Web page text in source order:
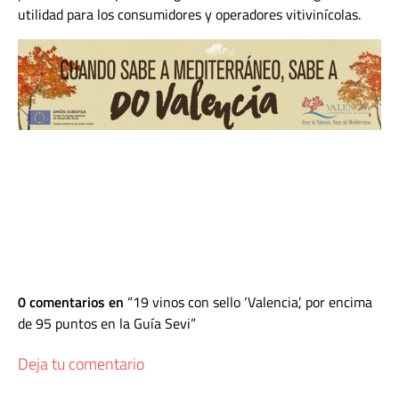
utilidad para los consumidores y operadores vitivinícolas.
0 comentarios en 19 vinos con sello ‘Valencia’, por encima
de 95 puntos en la Guía Sevi
Deja tu comentario